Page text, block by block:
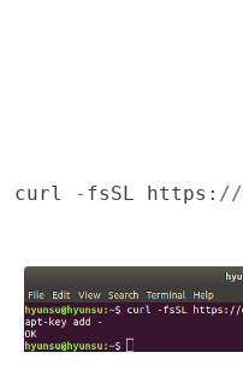
curl - fsSL https : //